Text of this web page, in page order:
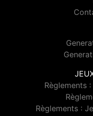
Règlements
Règlements :